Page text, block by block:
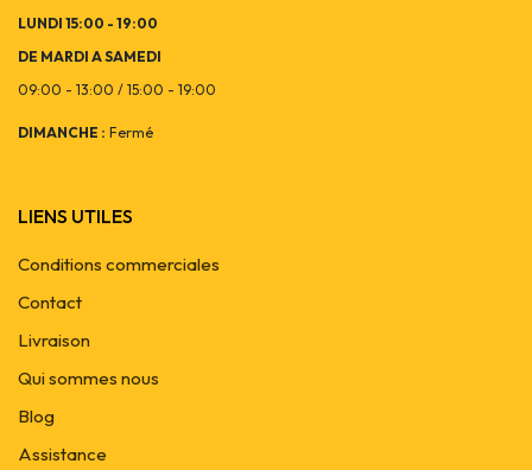
LUNDI 15:00 - 19:00
DE MARDI A SAMEDI
09:00 - 13:00 / 15:00 - 19:00
DIMANCHE : Fermé
LIENS UTILES
Conditions commerciales
Contact
Livraison
Qui sommes nous
Blog
Assistance